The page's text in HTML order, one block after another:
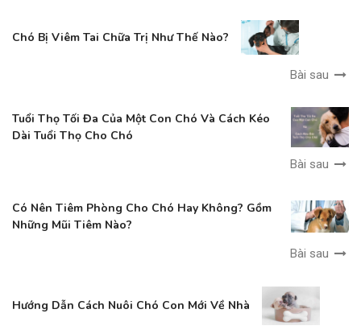
Chó Bị Viêm Tai Chữa Trị Như Thế Nào?
Bài sau
Tuổi Thọ Tối Đa Của Một Con Chó Và Cách Kéo
Dài Tuổi Thọ Cho Chó
Bài sau
Có Nên Tiêm Phòng Cho Chó Hay Không? Gồm
Những Mũi Tiêm Nào?
Bài sau
Hướng Dẫn Cách Nuôi Chó Con Mới Về Nhà